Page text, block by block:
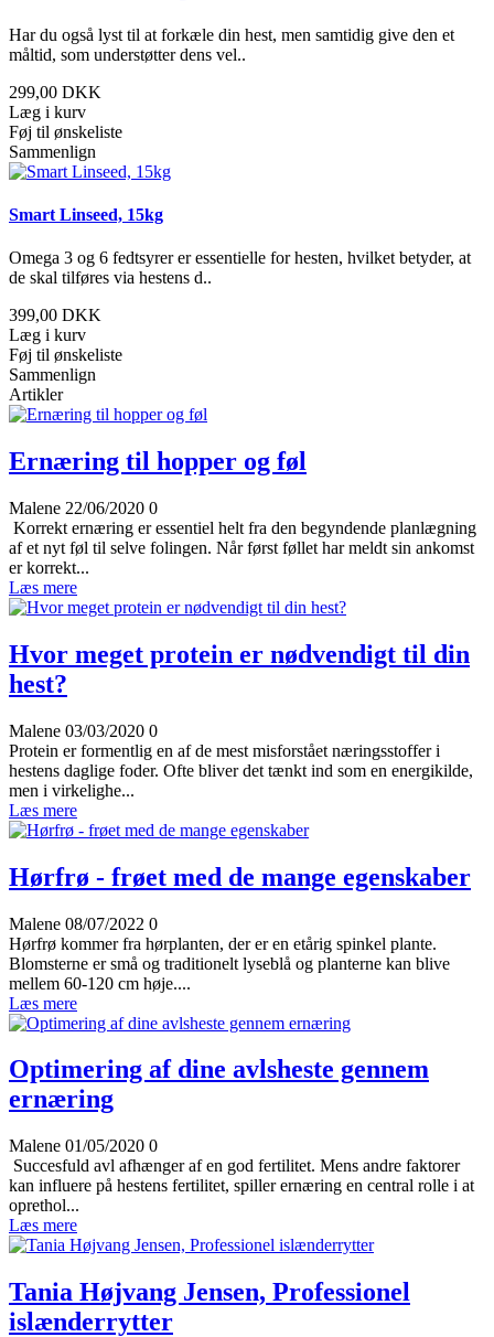
Har du også lyst til at forkæle din hest, men samtidig give den et
måltid, som understøtter dens vel..
299,00 DKK
Læg i kurv
Føj til ønskeliste
Sammenlign
Smart Linseed, 15kg
Omega 3 og 6 fedtsyrer er essentielle for hesten, hvilket betyder, at
de skal tilføres via hestens d..
399,00 DKK
Læg i kurv
Føj til ønskeliste
Sammenlign
Artikler
Ernæring til hopper og føl
Malene 22/06/2020 0
Korrekt ernæring er essentiel helt fra den begyndende planlægning
af et nyt føl til selve folingen. Når først føllet har meldt sin ankomst
er korrekt...
Læs mere
Hvor meget protein er nødvendigt til din
hest?
Malene 03/03/2020 0
Protein er formentlig en af de mest misforstået næringsstoffer i
hestens daglige foder. Ofte bliver det tænkt ind som en energikilde,
men i virkelighe...
Læs mere
Hørfrø - frøet med de mange egenskaber
Malene 08/07/2022 0
Hørfrø kommer fra hørplanten, der er en etårig spinkel plante.
Blomsterne er små og traditionelt lyseblå og planterne kan blive
mellem 60-120 cm høje....
Læs mere
Optimering af dine avlsheste gennem
ernæring
Malene 01/05/2020 0
Succesfuld avl afhænger af en god fertilitet. Mens andre faktorer
kan influere på hestens fertilitet, spiller ernæring en central rolle i at
oprethol...
Læs mere
Tania Højvang Jensen, Professionel
islænderrytter